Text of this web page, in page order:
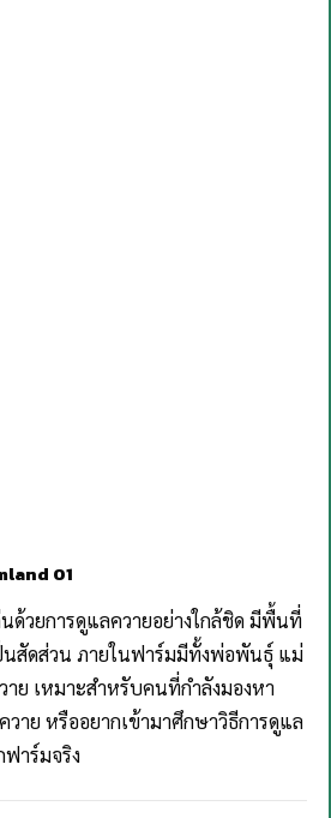
01
ด้วยการดูแลควายอย่างใกล้ชิด มีพื้นที่
นสัดส่วน ภายในฟาร์มมีทั้งพ่อพันธุ์ แม่
ย เหมาะสำหรับคนที่กำลังมองหา
วาย หรืออยากเข้ามาศึกษาวิธีการดูแล
าร์มจริง